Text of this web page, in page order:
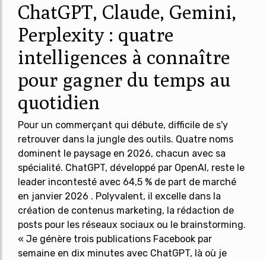
ChatGPT, Claude, Gemini,
Perplexity : quatre
intelligences à connaître
pour gagner du temps au
quotidien
Pour un commerçant qui débute, difficile de s'y
retrouver dans la jungle des outils. Quatre noms
dominent le paysage en 2026, chacun avec sa
spécialité. ChatGPT, développé par OpenAI, reste le
leader incontesté avec 64,5 % de part de marché
en janvier 2026 . Polyvalent, il excelle dans la
création de contenus marketing, la rédaction de
posts pour les réseaux sociaux ou le brainstorming.
« Je génère trois publications Facebook par
semaine en dix minutes avec ChatGPT, là où je